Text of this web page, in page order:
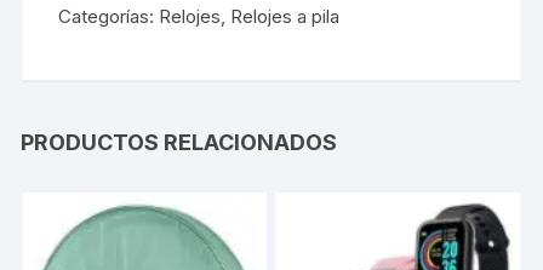
Categorías: Relojes Relojes a pila
PRODUCTOS RELACIONADOS